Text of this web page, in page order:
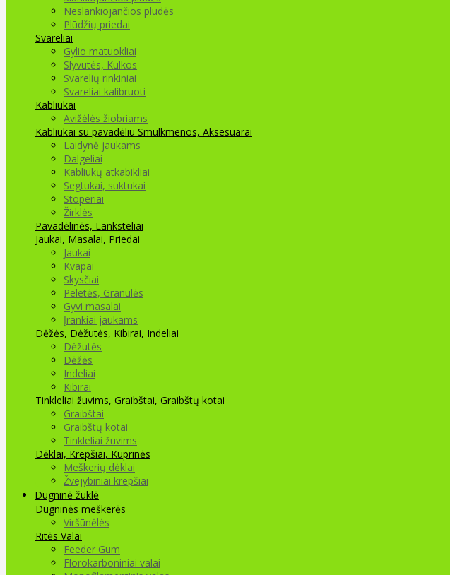
Neslankiojančios plūdės
Plūdžių priedai
Svareliai
Gylio matuokliai
Slyvutės, Kulkos
Svarelių rinkiniai
Svareliai kalibruoti
Kabliukai
Avižėlės žiobriams
Kabliukai su pavadėliu Smulkmenos, Aksesuarai
Laidynė jaukams
Dalgeliai
Kabliukų atkabikliai
Segtukai, suktukai
Stoperiai
Žirklės
Pavadėlinės, Lanksteliai
Jaukai, Masalai, Priedai
Jaukai
Kvapai
Skysčiai
Peletės, Granulės
Gyvi masalai
Įrankiai jaukams
Dėžės, Dėžutės, Kibirai, Indeliai
Dėžutės
Dėžės
Indeliai
Kibirai
Tinkleliai žuvims, Graibštai, Graibštų kotai
Graibštai
Graibštų kotai
Tinkleliai žuvims
Dėklai, Krepšiai, Kuprinės
Meškerių dėklai
Žvejybiniai krepšiai
Dugninė žūklė
Dugninės meškerės
Viršūnėlės
Ritės Valai
Feeder Gum
Florokarboniniai valai